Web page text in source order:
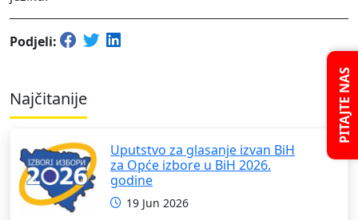
PITAJTE NAS
Podjeli:
Najčitanije
Uputstvo za glasanje izvan BiH
za Opće izbore u BiH 2026.
godine
19 Jun 2026